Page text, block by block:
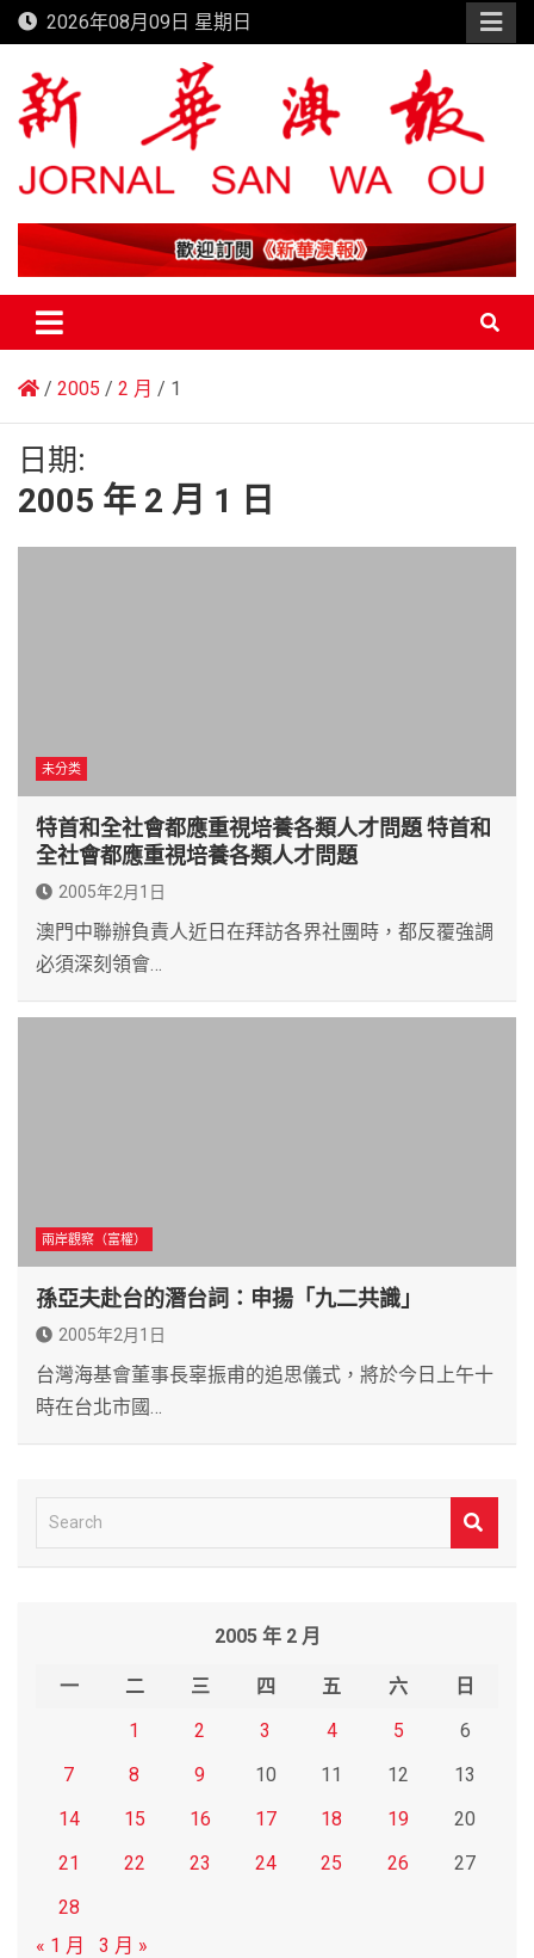
Skip
to
content
2026年08月09日 星期日
新華澳報
2005 2 月 1
日期:
2005 年 2 月 1 日
未分类
特首和全社會都應重視培養各類人才問題 特首和
全社會都應重視培養各類人才問題
2005年2月1日
澳門中聯辦負責人近日在拜訪各界社團時，都反覆強調
必須深刻領會…
兩岸觀察（富權）
孫亞夫赴台的潛台詞：申揚「九二共識」
2005年2月1日
台灣海基會董事長辜振甫的追思儀式，將於今日上午十
時在台北市國…
e
2005 年 2 月
一 二 三 四 五 六
日
1
2 3 4 5
6
7
8 9 10 11 12
13
14
15 16 17 18 19
20
21
22 23 24 25 26
27
28
« 1 月
3 月 »